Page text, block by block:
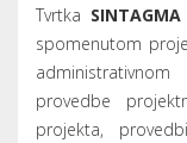
Tvrtka
spomenutom
provedbe
projekta,